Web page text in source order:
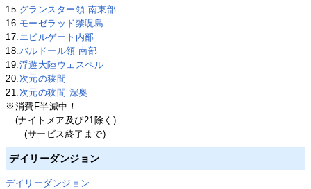
15. グランスター領 南東部
16. モーゼラッド禁呪島
17. エビルゲート内部
18.バルドール領 南部
19.浮遊大陸ウェスペル
20.次元の狭間
21.次元の狭間 深奥
※消費F半減中！
(ナイトメア及び21除く)
(サービス終了まで)
デイリーダンジョン
デイリーダンジョン